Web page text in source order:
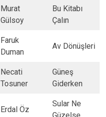
​Murat
Gülsoy
​Bu Kitabı
Çalın
​Faruk
Duman
​Av Dönüşleri
​Necati
Tosuner
​Güneş
Giderken
​Erdal Öz
​Sular Ne